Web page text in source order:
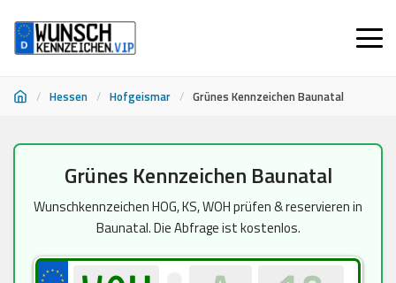
/ Hessen / Hofgeismar / Grünes Kennzeichen Baunatal
springen
Grünes Kennzeichen Baunatal
Wunschkennzeichen HOG, KS, WOH prüfen & reservieren in
Baunatal. Die Abfrage ist kostenlos.